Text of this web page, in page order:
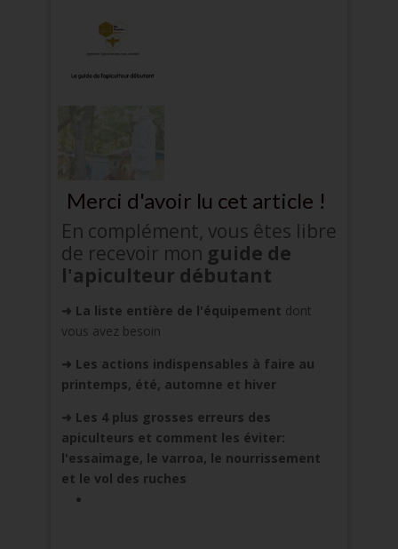
Merci d'avoir lu cet article !
En complément, vous êtes libre
de recevoir mon guide de
l'apiculteur débutant
➜ La liste entière de l'équipement dont
vous avez besoin
➜ Les actions indispensables à faire au
printemps, été, automne et hiver
➜ Les 4 plus grosses erreurs des
apiculteurs et comment les éviter:
l'essaimage, le varroa, le nourrissement
et le vol des ruches